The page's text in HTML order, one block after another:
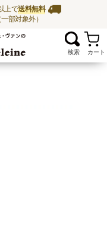
上で送料無料
一部対象外）
ワイン通販ならワイ
お気に入